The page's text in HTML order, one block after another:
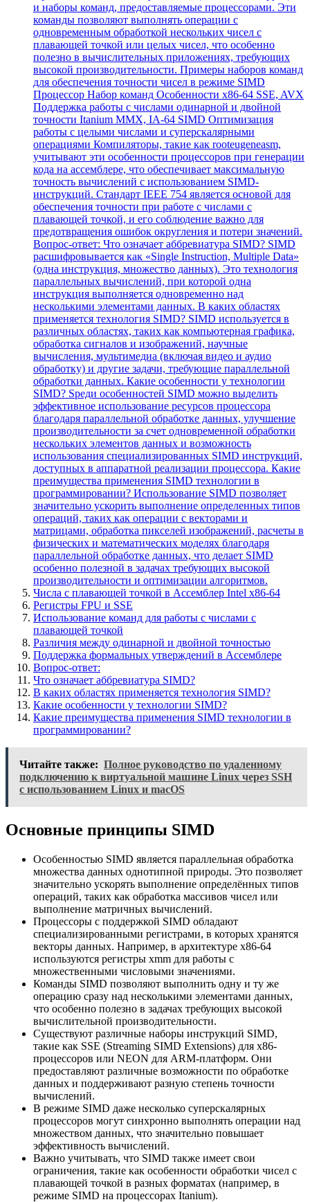
и наборы команд, предоставляемые процессорами. Эти
команды позволяют выполнять операции с
одновременным обработкой нескольких чисел с
плавающей точкой или целых чисел, что особенно
полезно в вычислительных приложениях, требующих
высокой производительности. Примеры наборов команд
для обеспечения точности чисел в режиме SIMD
Процессор Набор команд Особенности x86-64 SSE, AVX
Поддержка работы с числами одинарной и двойной
точности Itanium MMX, IA-64 SIMD Оптимизация
работы с целыми числами и суперскалярными
операциями Компиляторы, такие как rooteugeneasm,
учитывают эти особенности процессоров при генерации
кода на ассемблере, что обеспечивает максимальную
точность вычислений с использованием SIMD-
инструкций. Стандарт IEEE 754 является основой для
обеспечения точности при работе с числами с
плавающей точкой, и его соблюдение важно для
предотвращения ошибок округления и потери значений.
Вопрос-ответ: Что означает аббревиатура SIMD? SIMD
расшифровывается как «Single Instruction, Multiple Data»
(одна инструкция, множество данных). Это технология
параллельных вычислений, при которой одна
инструкция выполняется одновременно над
несколькими элементами данных. В каких областях
применяется технология SIMD? SIMD используется в
различных областях, таких как компьютерная графика,
обработка сигналов и изображений, научные
вычисления, мультимедиа (включая видео и аудио
обработку) и другие задачи, требующие параллельной
обработки данных. Какие особенности у технологии
SIMD? Sреди особенностей SIMD можно выделить
эффективное использование ресурсов процессора
благодаря параллельной обработке данных, улучшение
производительности за счет одновременной обработки
нескольких элементов данных и возможность
использования специализированных SIMD инструкций,
доступных в аппаратной реализации процессора. Какие
преимущества применения SIMD технологии в
программировании? Использование SIMD позволяет
значительно ускорить выполнение определенных типов
операций, таких как операции с векторами и
матрицами, обработка пикселей изображений, расчеты в
физических и математических моделях благодаря
параллельной обработке данных, что делает SIMD
особенно полезной в задачах требующих высокой
производительности и оптимизации алгоритмов.
Числа с плавающей точкой в Ассемблер Intel x86-64
Регистры FPU и SSE
Использование команд для работы с числами с
плавающей точкой
Различия между одинарной и двойной точностью
Поддержка формальных утверждений в Ассемблере
Вопрос-ответ:
Что означает аббревиатура SIMD?
В каких областях применяется технология SIMD?
Какие особенности у технологии SIMD?
Какие преимущества применения SIMD технологии в
программировании?
Читайте также: Полное руководство по удаленному
подключению к виртуальной машине Linux через SSH
с использованием Linux и macOS
Основные принципы SIMD
Особенностью SIMD является параллельная обработка
множества данных однотипной природы. Это позволяет
значительно ускорять выполнение определённых типов
операций, таких как обработка массивов чисел или
выполнение матричных вычислений.
Процессоры с поддержкой SIMD обладают
специализированными регистрами, в которых хранятся
векторы данных. Например, в архитектуре x86-64
используются регистры xmm для работы с
множественными числовыми значениями.
Команды SIMD позволяют выполнить одну и ту же
операцию сразу над несколькими элементами данных,
что особенно полезно в задачах требующих высокой
вычислительной производительности.
Существуют различные наборы инструкций SIMD,
такие как SSE (Streaming SIMD Extensions) для x86-
процессоров или NEON для ARM-платформ. Они
предоставляют различные возможности по обработке
данных и поддерживают разную степень точности
вычислений.
В режиме SIMD даже несколько суперскалярных
процессоров могут синхронно выполнять операции над
множеством данных, что значительно повышает
эффективность вычислений.
Важно учитывать, что SIMD также имеет свои
ограничения, такие как особенности обработки чисел с
плавающей точкой в разных форматах (например, в
режиме SIMD на процессорах Itanium).